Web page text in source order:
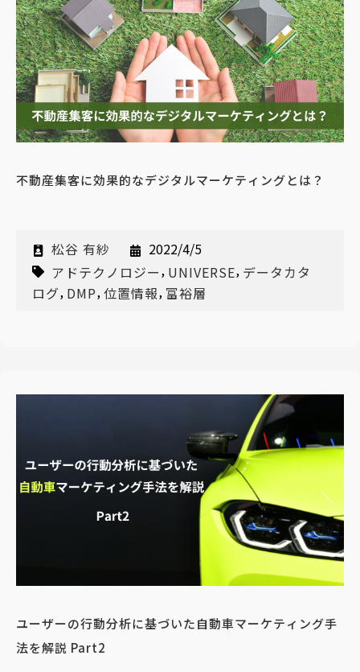
不動産集客に効果的なデジタルマーケティングとは？
松谷 有紗
2022/4/5
アドテクノロジー, UNIVERSE, データカタ
ログ, DMP, 位置情報, 富裕層
ユーザーの行動分析に基づいた自動車マーケティング手
法を解説 Part2